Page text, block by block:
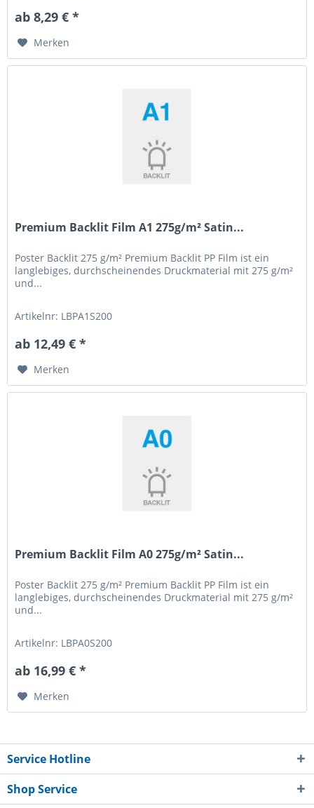
ab 8,29 € *
Merken
Premium Backlit Film A1 275g/m² Satin...
Poster Backlit 275 g/m² Premium Backlit PP Film ist ein
langlebiges, durchscheinendes Druckmaterial mit 275 g/m²
und...
Artikelnr: LBPA1S200
ab 12,49 € *
Merken
Premium Backlit Film A0 275g/m² Satin...
Poster Backlit 275 g/m² Premium Backlit PP Film ist ein
langlebiges, durchscheinendes Druckmaterial mit 275 g/m²
und...
Artikelnr: LBPA0S200
ab 16,99 € *
Merken
Service Hotline
Shop Service